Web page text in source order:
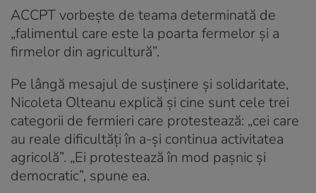
ACCPT vorbește de teama determinată de
„falimentul care este la poarta fermelor şi a
firmelor din agricultură”.
Pe lângă mesajul de susținere și solidaritate,
Nicoleta Olteanu explică și cine sunt cele trei
categorii de fermieri care protestează: „cei care
au reale dificultăți în a-și continua activitatea
agricolă”. „Ei protestează în mod pașnic și
democratic”, spune ea.